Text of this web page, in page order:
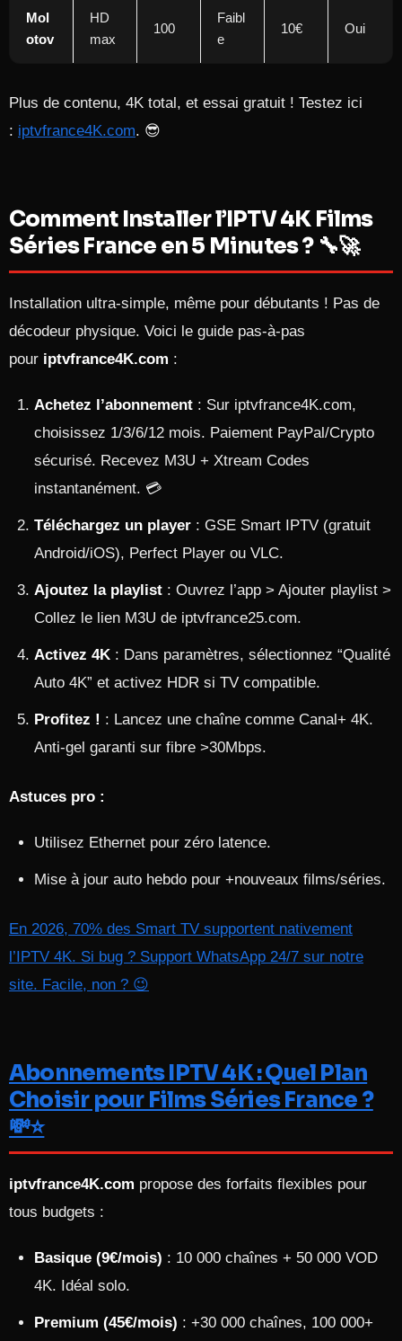
Mol
otov
HD
max
100
Faibl
e
10€ Oui
Plus de contenu, 4K total, et essai gratuit ! Testez ici
: iptvfrance4K.com. 😎
Comment Installer l’IPTV 4K Films
Séries France en 5 Minutes ? 🔧🚀
Installation ultra-simple, même pour débutants ! Pas de
décodeur physique. Voici le guide pas-à-pas
pour iptvfrance4K.com :
Achetez l’abonnement : Sur iptvfrance4K.com,
choisissez 1/3/6/12 mois. Paiement PayPal/Crypto
sécurisé. Recevez M3U + Xtream Codes
instantanément. 💳
Téléchargez un player : GSE Smart IPTV (gratuit
Android/iOS), Perfect Player ou VLC.
Ajoutez la playlist : Ouvrez l’app > Ajouter playlist >
Collez le lien M3U de iptvfrance25.com.
Activez 4K : Dans paramètres, sélectionnez “Qualité
Auto 4K” et activez HDR si TV compatible.
Profitez ! : Lancez une chaîne comme Canal+ 4K.
Anti-gel garanti sur fibre >30Mbps.
Astuces pro :
Utilisez Ethernet pour zéro latence.
Mise à jour auto hebdo pour +nouveaux films/séries.
En 2026, 70% des Smart TV supportent nativement
l’IPTV 4K. Si bug ? Support WhatsApp 24/7 sur notre
site. Facile, non ? 😉
Abonnements IPTV 4K : Quel Plan
Choisir pour Films Séries France ?
💸⭐
iptvfrance4K.com propose des forfaits flexibles pour
tous budgets :
Basique (9€/mois) : 10 000 chaînes + 50 000 VOD
4K. Idéal solo.
Premium (45€/mois) : +30 000 chaînes, 100 000+